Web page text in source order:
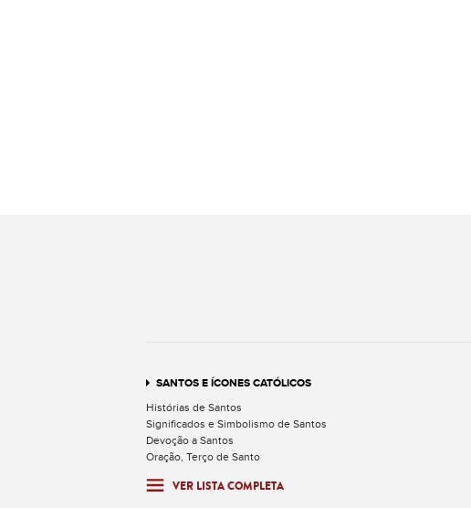
SANTOS E ÍCONES CATÓLICOS
Histórias de Santos
Significados e Simbolismo de Santos
Devoção a Santos
Oração, Terço de Santo
VER LISTA COMPLETA